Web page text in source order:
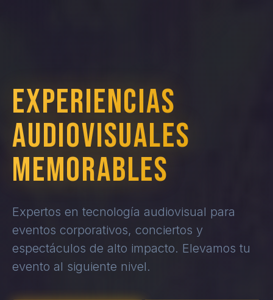
EXPERIENCIAS
AUDIOVISUALES
MEMORABLES
Expertos en tecnología audiovisual para
eventos corporativos, conciertos y
espectáculos de alto impacto. Elevamos tu
evento al siguiente nivel.